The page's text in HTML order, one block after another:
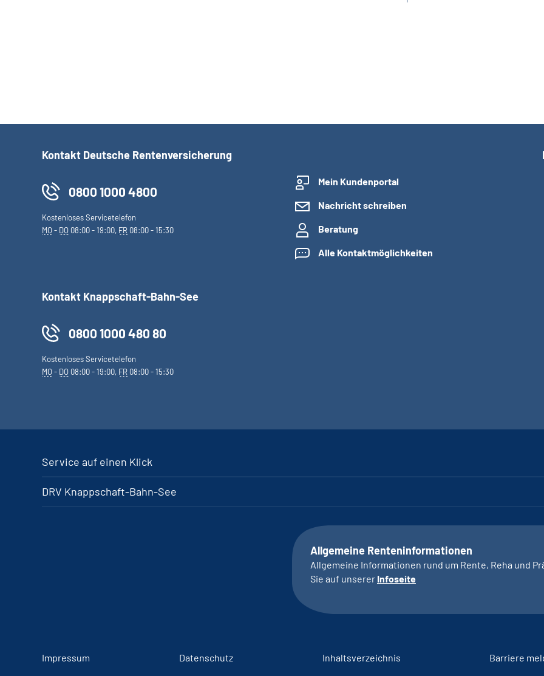
Kontakt Deutsche Rentenversicherung
0800 1000 4800
Kostenloses Servicetelefon
MO- DO 08:00 - 19:00, FR 08:00 - 15:30
Mein Kundenportal
Nachricht schreiben
Beratung
Alle Kontaktmöglichkeiten
Kontakt Knappschaft-Bahn-See
0800 1000 480 80
Kostenloses Servicetelefon
MO- DO 08:00 - 19:00, FR 08:00 - 15:30
Service auf einen Klick
DRV Knappschaft-Bahn-See
Allgemeine Renteninformationen
Allgemeine Informationen rund um Rente, Reha und
Sie auf unserer Infoseite
Impressum Datenschutz Inhaltsverzeichnis Barriere